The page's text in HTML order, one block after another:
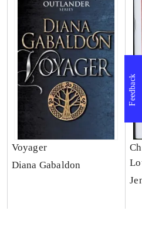
Voyager
Diana Gabaldon
Feedback